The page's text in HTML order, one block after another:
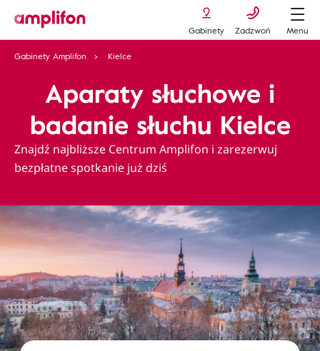
Gabinety Zadzwoń
Menu
Gabinety Amplifon
Kielce
Aparaty słuchowe i
badanie słuchu Kielce
Znajdź najbliższe Centrum Amplifon i zarezerwuj
bezpłatne spotkanie już dziś